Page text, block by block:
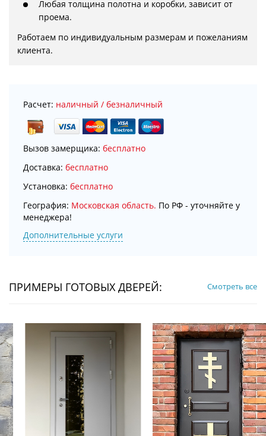
Любая толщина полотна и коробки, зависит от
проема.
Работаем по индивидуальным размерам и пожеланиям
клиента.
Расчет: наличный / безналичный
Вызов замерщика: бесплатно
Доставка: бесплатно
Установка: бесплатно
География: Московская область. По РФ - уточняйте у
менеджера!
Дополнительные услуги
ПРИМЕРЫ ГОТОВЫХ ДВЕРЕЙ: Смотреть все